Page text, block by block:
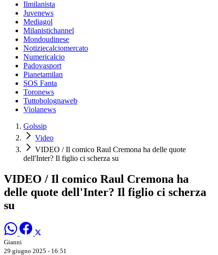
Ilmilanista
Juvenews
Mediagol
Milanistichannel
Mondoudinese
Notiziecalciomercato
Numericalcio
Padovasport
Pianetamilan
SOS Fanta
Toronews
Tuttobolognaweb
Violanews
Golssip
Video
VIDEO / Il comico Raul Cremona ha delle quote
dell'Inter? Il figlio ci scherza su
VIDEO / Il comico Raul Cremona ha
delle quote dell'Inter? Il figlio ci scherza
su
Gianni
29 giugno 2025 - 16:51